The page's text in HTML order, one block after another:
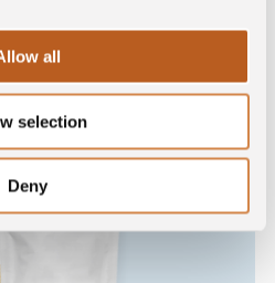
all
selection
Deny